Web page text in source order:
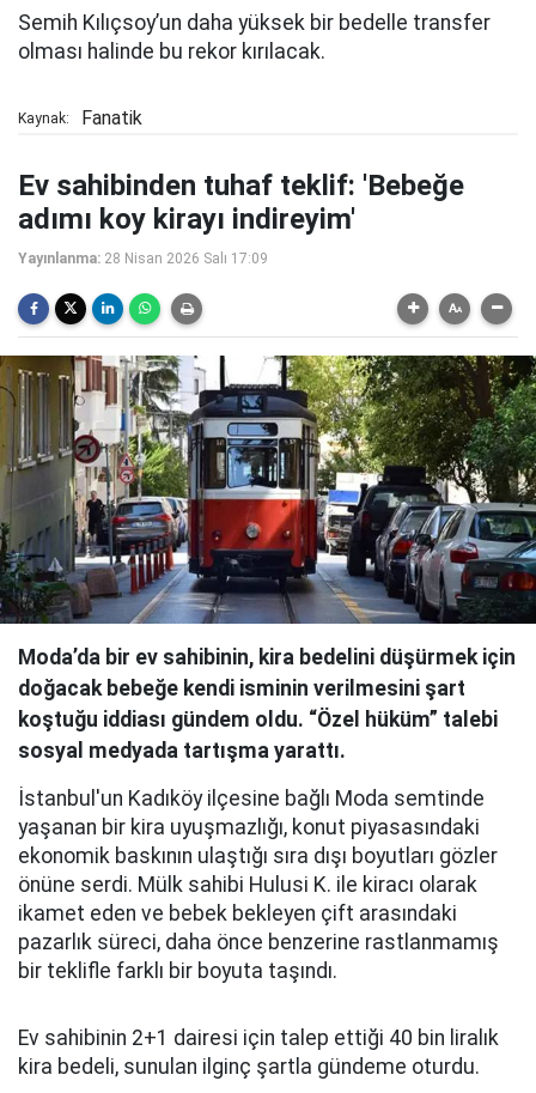
Semih Kılıçsoy’un daha yüksek bir bedelle transfer
olması halinde bu rekor kırılacak.
Kaynak: Fanatik
Ev sahibinden tuhaf teklif: 'Bebeğe
adımı koy kirayı indireyim'
Yayınlanma: 28 Nisan 2026 Salı 17:09
Moda’da bir ev sahibinin, kira bedelini düşürmek için
doğacak bebeğe kendi isminin verilmesini şart
koştuğu iddiası gündem oldu. “Özel hüküm” talebi
sosyal medyada tartışma yarattı.
İstanbul'un Kadıköy ilçesine bağlı Moda semtinde
yaşanan bir kira uyuşmazlığı, konut piyasasındaki
ekonomik baskının ulaştığı sıra dışı boyutları gözler
önüne serdi. Mülk sahibi Hulusi K. ile kiracı olarak
ikamet eden ve bebek bekleyen çift arasındaki
pazarlık süreci, daha önce benzerine rastlanmamış
bir teklifle farklı bir boyuta taşındı.
Ev sahibinin 2+1 dairesi için talep ettiği 40 bin liralık
kira bedeli, sunulan ilginç şartla gündeme oturdu.